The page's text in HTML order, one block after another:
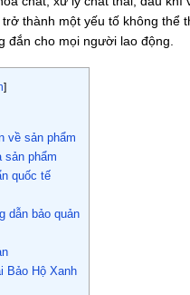
thành một yếu tố không thể
đắn cho mọi người lao động.
]
về sản phẩm
sản phẩm
quốc tế
dẫn bảo quản
Bảo Hộ Xanh